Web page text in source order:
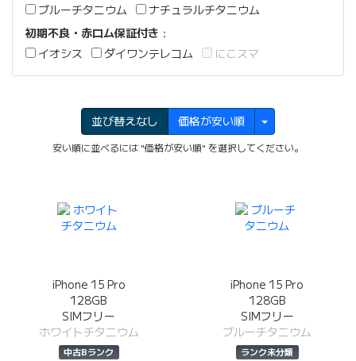
ブルーチタニウム
ナチュラルチタニウム
初期不良・赤ロム保証付き ：
イオシス
ダイワンテレコム にこスマ
並び替えなし 価格が安い順
安い順に並べるには "価格が安い順" を選択してください。
iPhone 15 Pro
128GB
SIMフリー
ホワイトチタニウム
中古Bランク
iPhone 15 Pro
128GB
SIMフリー
ブルーチタニウム
ランク未分類